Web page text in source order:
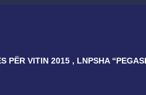
PЁR VITIN 2015 , LNPSHA